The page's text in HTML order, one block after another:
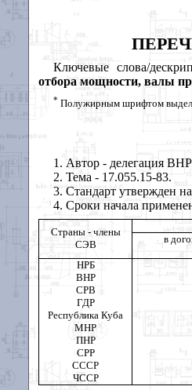
Ключевые слова/
отбора мощности, валы
* Полужирным шрифтом
1 . Автор - делегация
2. Тема - 17.055.15-83.
3. Стандарт утвержден
4. Сроки начала
Страны - члены
СЭВ
в
НРБ
ВНР
СРВ
ГДР
Республика Куба
МНР
ПНР
СРР
СССР
ЧССР